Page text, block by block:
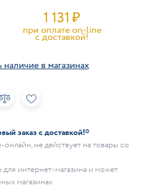
1 131₽
при оплате on-line
c доставкой!
в магазинах
заказ с доставкой!*
не действует на товары со
для интернет-магазина и может
магазинах